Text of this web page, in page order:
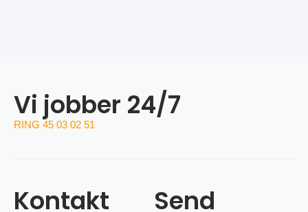
Vi jobber 24/7
RING 45 03 02 51
Kontakt
Send